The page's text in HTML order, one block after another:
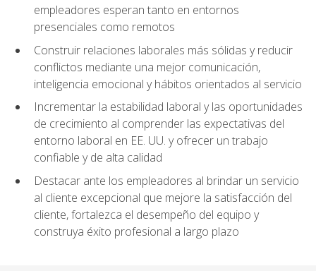
empleadores esperan tanto en entornos
presenciales como remotos
Construir relaciones laborales más sólidas y reducir
conflictos mediante una mejor comunicación,
inteligencia emocional y hábitos orientados al servicio
Incrementar la estabilidad laboral y las oportunidades
de crecimiento al comprender las expectativas del
entorno laboral en EE. UU. y ofrecer un trabajo
confiable y de alta calidad
Destacar ante los empleadores al brindar un servicio
al cliente excepcional que mejore la satisfacción del
cliente, fortalezca el desempeño del equipo y
construya éxito profesional a largo plazo